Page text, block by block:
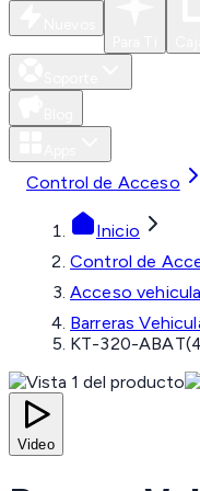
Control de Acceso
Inicio
Control de
Acceso
Barreras
KT-320-
Video